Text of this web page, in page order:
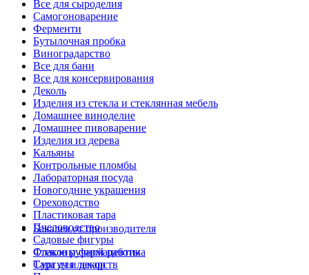
Все для сыроделия
Самогоноварение
Ферменти
Бутылочная пробка
Виноградарство
Все для бани
Все для консервирования
Деколь
Изделия из стекла и стеклянная мебель
Домашнее виноделие
Домашнее пивоварение
Изделия из дерева
Кальяны
Контрольные пломбы
Лабораторная посуда
Новогодние украшения
Ореховодство
Пластиковая тара
Пчеловодство
Садовые фигуры
Стекло ручной работы
Сургуч и декор
Бакалея от производителя
Флаконы фармацевтика
Тара для лекарств